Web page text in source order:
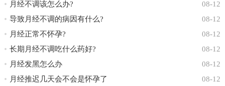
08-12
月经不调该怎么办?
08-12
导致月经不调的病因有什么?
08-12
月经正常不怀孕?
08-12
长期月经不调吃什么药好?
08-12
月经发黑怎么办
08-12
月经推迟几天会不会是怀孕了